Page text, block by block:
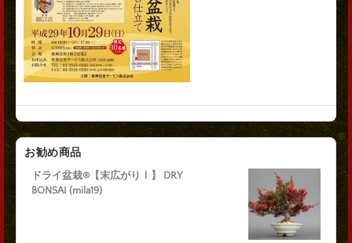
お勧め商品
ドライ盆栽®【末広がりⅠ】 DRY
BONSAI (mila19)